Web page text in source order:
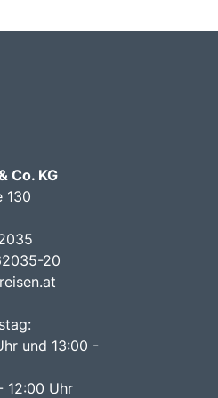
Co. KG
130
20
und 13:00 -
12:00 Uhr